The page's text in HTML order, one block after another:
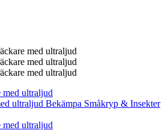
ultraljud Bekämpa Småkryp & Insekter